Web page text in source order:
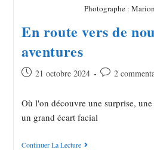
Photographe :
En route vers de
aventures
21 octobre 2024 2
Où l'on découvre une surprise,
un grand écart facial
Continuer La Lecture